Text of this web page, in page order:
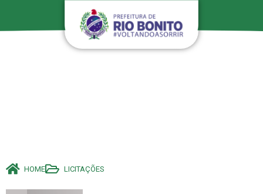
HOME LICITAÇÕES